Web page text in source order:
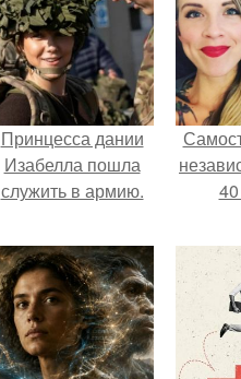
Принцесса дании
Изабелла пошла
служить в армию.